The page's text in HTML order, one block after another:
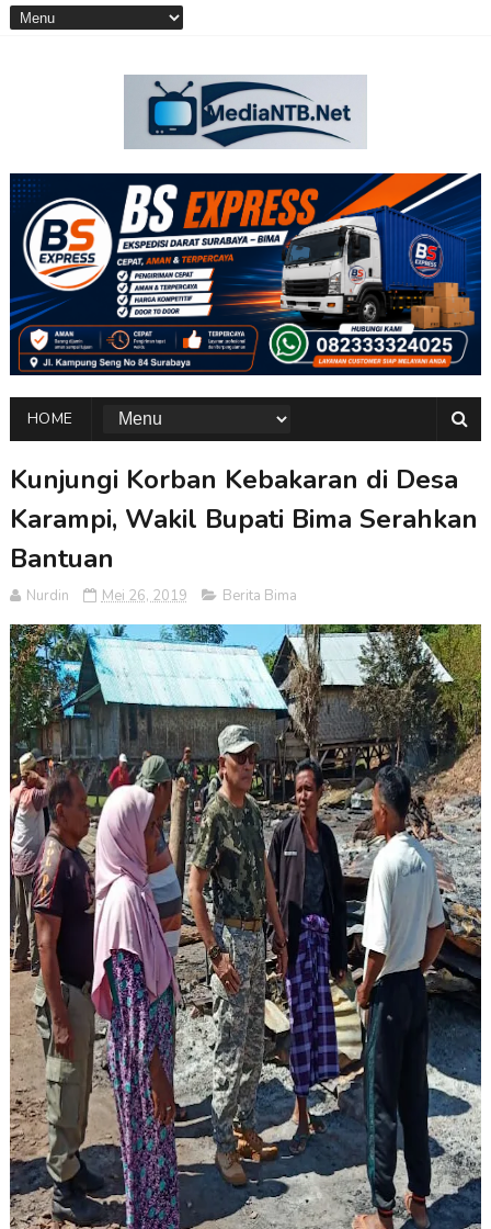
HOME
Kunjungi Korban Kebakaran di Desa
Karampi, Wakil Bupati Bima Serahkan
Bantuan
Nurdin Mei 26, 2019 Berita Bima